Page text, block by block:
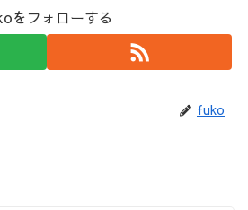
をフォローする
fuko